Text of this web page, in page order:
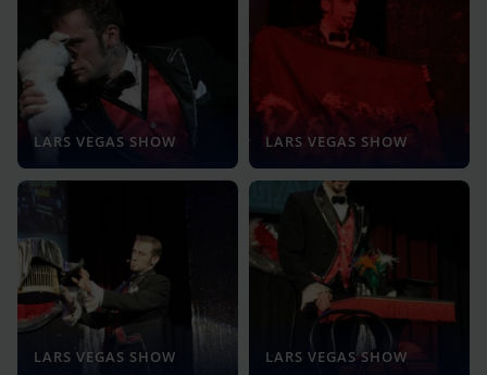
LARS VEGAS SHOW LARS VEGAS SHOW
LARS VEGAS SHOW LARS VEGAS SHOW